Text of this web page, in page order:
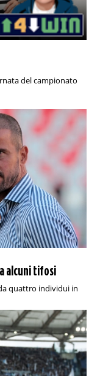
del campionato
alcuni tifosi
quattro individui in